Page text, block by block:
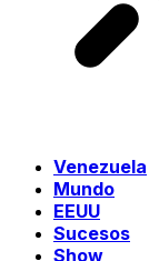
Venezuela
Mundo
EEUU
Sucesos
Show